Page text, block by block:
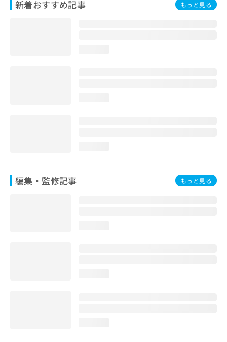
新着おすすめ記事 もっと見る
編集・監修記事 もっと見る
お